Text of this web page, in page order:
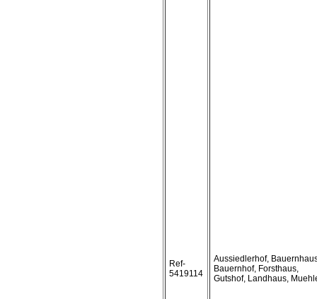
Ref-
5419114
Aussiedlerhof,
Bauernhof, Forsthaus,
Gutshof, Landhaus,